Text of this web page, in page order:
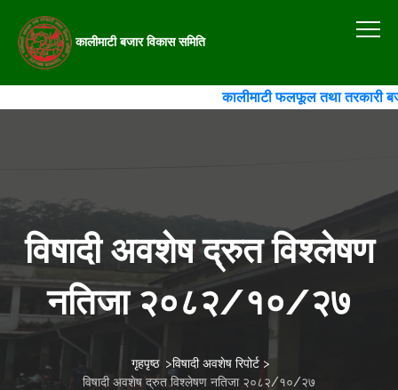
कालीमाटी बजार विकास समिति
कालीमाटी फलफूल तथा तरकारी
विषादी अवशेष द्रुत विश्लेषण
नतिजा २०८२/१०/२७
गृहपृष्ठ >विषादी अवशेष रिपोर्ट>
विषादी अवशेष द्रुत विश्लेषण नतिजा २०८२/१०/२७